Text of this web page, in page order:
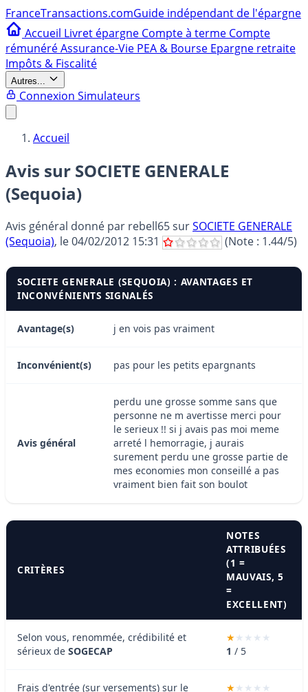
FranceTransactions.comGuide indépendant de l'épargne
Accueil Livret épargne Compte à terme Compte
rémunéréAssurance-Vie PEA & Bourse Epargne retraite
Impôts & Fiscalité
Autres...
Connexion Simulateurs
Accueil
Avis sur SOCIETE GENERALE
(Sequoia)
Avis général donné par rebell65surSOCIETE GENERALE
(Sequoia), le04/02/2012 15:31 (Note : 1.44/5)
SOCIETE GENERALE (SEQUOIA) : AVANTAGES ET
INCONVÉNIENTS SIGNALÉS
Avantage(s) j en vois pas vraiment
Inconvénient(s) pas pour les petits epargnants
Avis général
perdu une grosse somme sans que
personne ne m avertisse merci pour
le serieux !! si j avais pas moi meme
arreté l hemorragie, j aurais
surement perdu une grosse partie de
mes economies mon conseillé a pas
vraiment bien fait son boulot
CRITÈRES
NOTES
ATTRIBUÉES
(1 =
MAUVAIS, 5
=
EXCELLENT)
Selon vous, renommée, crédibilité et
sérieux de SOGECAP 1 / 5
Frais d'entrée (sur versements) sur le